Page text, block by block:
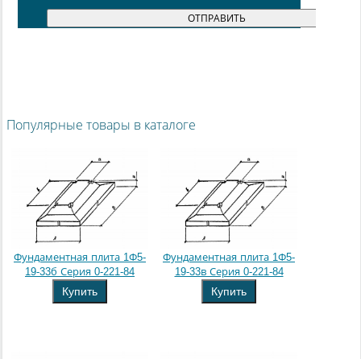
Популярные товары в каталоге
Фундаментная плита 1Ф5-
19-33б Серия 0-221-84
Купить
Фундаментная плита 1Ф5-
19-33в Серия 0-221-84
Купить